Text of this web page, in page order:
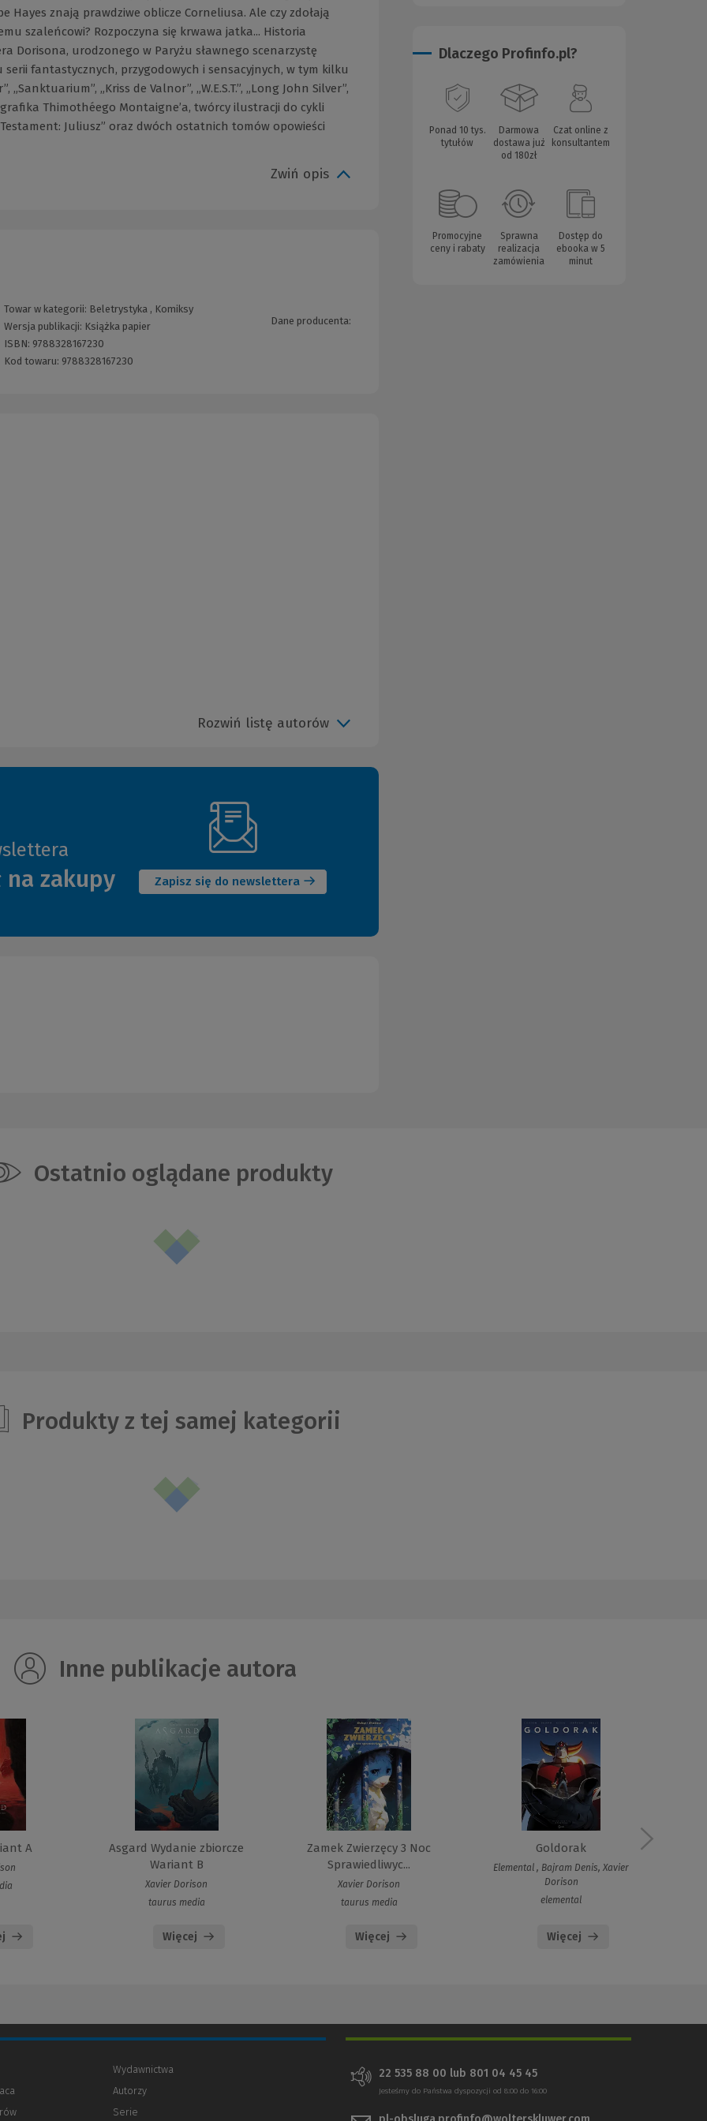
Hayes znają prawdziwe oblicze Corneliusa. Ale czy zdołają
szaleńcowi? Rozpoczyna się krwawa jatka... Historia
Dorisona, urodzonego w Paryżu sławnego scenarzystę
fantastycznych, przygodowych i sensacyjnych, w tym kilku
„Kriss de Valnor”, „W.E.S.T.”, „Long John Silver”,
Thimothéego Montaigne’a, twórcy ilustracji do cykli
Juliusz” oraz dwóch ostatnich tomów opowieści
Zwiń opis
Towar w kategorii: Beletrystyka, Komiksy
Wersja publikacji: Książka papier
ISBN: 9788328167230
Kod towaru: 9788328167230
Dane producenta:
Rozwiń listę autorów
na zakupy Zapisz się do newslettera
okno)
Dlaczego Profinfo.pl?
Ponad 10 tys.
tytułów
Darmowa
dostawa już
od 180zł
Czat online z
konsultantem
Promocyjne
ceny i rabaty
Sprawna
realizacja
zamówienia
Dostęp do
ebooka w 5
minut
Ostatnio oglądane produkty
Produkty z tej samej kategorii
Inne publikacje autora
A
Asgard Wydanie zbiorcze
Wariant B
Xavier Dorison
taurus media
Więcej
Zamek Zwierzęcy 3 Noc
Sprawiedliwyc...
Xavier Dorison
taurus media
Więcej
Goldorak
Elemental , Bajram Denis, Xavier
Dorison
elemental
Więcej
Wydawnictwa
Autorzy
Serie
22 535 88 00 lub 801 04 45 45
Jesteśmy do Państwa dyspozycji od 8:00 do 16:00